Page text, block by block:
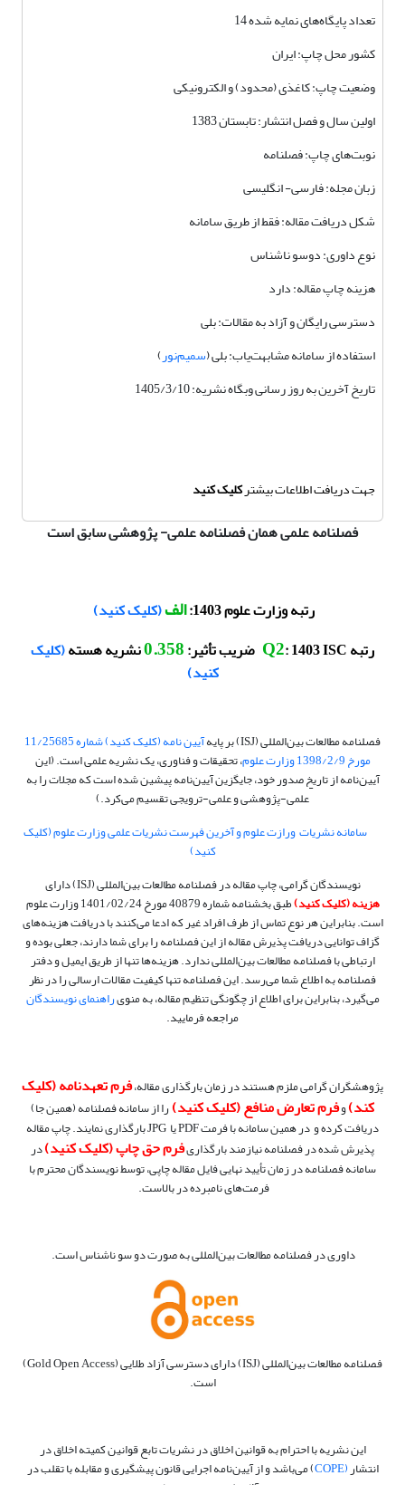
تعداد پایگاه‌های نمایه شده 14
کشور محل چاپ: ایران
وضعیت چاپ: کاغذی (محدود) و الکترونیکی
اولین سال و فصل انتشار: تابستان 1383
نوبت‌های چاپ: فصلنامه
زبان مجله: فارسی- انگلیسی
شکل دریافت مقاله: فقط از طریق سامانه
نوع داوری: دوسو ناشناس
هزینه چاپ مقاله: دارد
دسترسی رایگان و آزاد به مقالات: بلی
استفاده از سامانه مشابهت‌یاب: بلی (سمیم‌نور)
تاریخ آخرین به روز رسانی وبگاه نشریه: 1405/3/10
جهت دریافت اطلاعات بیشترکلیک کنید
فصلنامه علمی همان فصلنامه علمی- پژوهشی سابق است
رتبه وزارت علوم 1403: الف(کلیک کنید)
رتبه
Q2: 1403 ISC ضریب تأثیر: 0.358نشریه هسته(کلیک
کنید)
فصلنامه مطالعات بین‌المللی (ISJ) بر پایه
آیین نامه (کلیک کنید) شماره 11/25685
مورخ 1398/2/9 وزارت علوم
، تحقیقات و فناوری، یک نشریه علمی است. (این
آیین‌نامه از تاریخ صدور خود، جایگزین آیین‌نامه پیشین شده است که مجلات را به
علمی-پژوهشی و علمی-ترویجی تقسیم می‌کرد.)
سامانه نشریات ورازت علوم وآخرین فهرست نشریات علمی وزارت علوم (کلیک
کنید)
نویسندگان گرامی، چاپ مقاله در فصلنامه مطالعات بین‌المللی (ISJ) دارای
هزینه (کلیک کنید)
طبق بخشنامه شماره 40879 مورخ 1401/02/24 وزارت علوم
است. بنابراین هر نوع تماس از طرف افراد غیر که ادعا می‌کنند با دریافت هزینه‌های
گزاف توانایی دریافت پذیرش مقاله از این فصلنامه را برای شما دارند، جعلی بوده و
ارتباطی با فصلنامه مطالعات بین‌المللی ندارد. هزینه‌ها تنها از طریق ایمیل و دفتر
فصلنامه به اطلاع شما می‌رسد. این فصلنامه تنها کیفیت مقالات ارسالی را در نظر
می‌گیرد، بنابراینبرای اطلاع از چگونگی تنظیم مقاله، به منویراهنمای نویسندگان
مراجعه فرمایید.
پژوهشگران گرامی ملزم هستند در زمان بارگذاری مقاله،فرم تعهدنامه (کلیک
کند)وفرم تعارض منافع (کلیک کنید)را از سامانه فصلنامه (همین جا)
دریافت کرده و در همین سامانه با فرمت PDF یا JPG بارگذاری نمایند. چاپ مقاله
پذیرش شده در فصلنامه نیازمند بارگذاریفرم حق چاپ (کلیک کنید)در
سامانه فصلنامه در زمان تأیید نهایی فایل مقاله چاپی، توسط نویسندگان محترم با
فرمت‌های نامبرده در بالاست.
داوری در فصلنامه مطالعات بین‌المللی به صورت دو سو ناشناس است.
فصلنامه مطالعات بین‌المللی (ISJ) دارای دسترسی آزاد طلایی (Gold Open Access)
است.
این نشریه با احترام به قوانین اخلاق در نشریات تابع قوانین کمیته اخلاق در
انتشار (COPE
) می‌باشد و از آیین‌نامه اجرایی قانون پیشگیری و مقابله با تقلب در